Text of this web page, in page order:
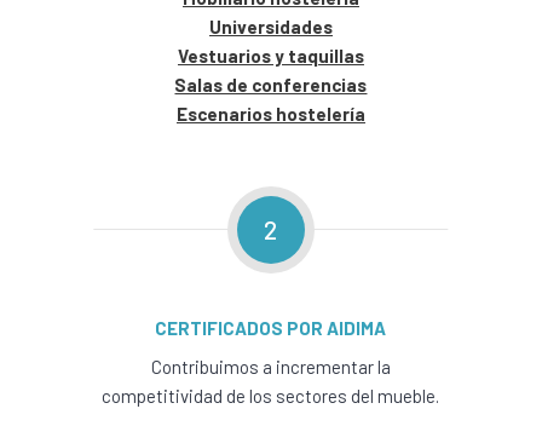
Universidades
Vestuarios y taquillas
Salas de conferencias
Escenarios hostelería
2
CERTIFICADOS POR AIDIMA
Contribuimos a incrementar la
competitividad de los sectores del mueble.